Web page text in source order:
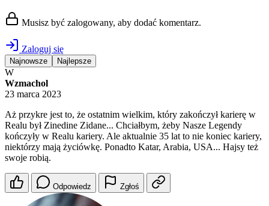
Musisz być zalogowany, aby dodać komentarz.
Zaloguj się
Najnowsze Najlepsze
W
Wzmachol
23 marca 2023
Aż przykre jest to, że ostatnim wielkim, który zakończył karierę w
Realu był Zinedine Zidane... Chciałbym, żeby Nasze Legendy
kończyły w Realu kariery. Ale aktualnie 35 lat to nie koniec kariery,
niektórzy mają życiówkę. Ponadto Katar, Arabia, USA... Hajsy też
swoje robią.
Odpowiedz Zgłoś